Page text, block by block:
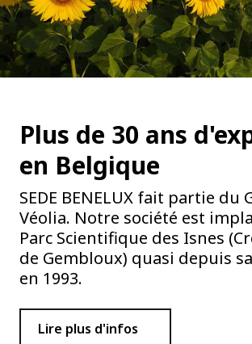
Plus de 30 ans
en Belgique
SEDE BENELUX fait partie du
Véolia. Notre société est
Parc Scientifique des Isnes
de Gembloux) quasi depuis
en 1993.
Lire plus d'infos